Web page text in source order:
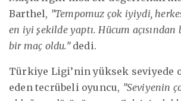
Barthel, ”Tempomuz çok iyiydi,
en iyi şekilde yaptı. Hücum
bir maç oldu.”dedi.
Türkiye Ligi’nin yüksek seviyede
eden tecrübeli oyuncu, ”Seviyenin